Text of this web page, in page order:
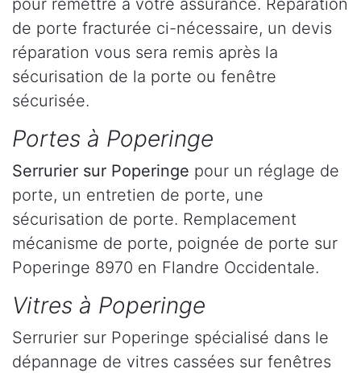
pour remettre à votre assurance. Réparation
de porte fracturée ci-nécessaire, un devis
réparation vous sera remis après la
sécurisation de la porte ou fenêtre
sécurisée.
Portes à Poperinge
Serrurier sur Poperinge pour un réglage de
porte, un entretien de porte, une
sécurisation de porte. Remplacement
mécanisme de porte, poignée de porte sur
Poperinge 8970 en Flandre Occidentale.
Vitres à Poperinge
Serrurier sur Poperinge spécialisé dans le
dépannage de vitres cassées sur fenêtres